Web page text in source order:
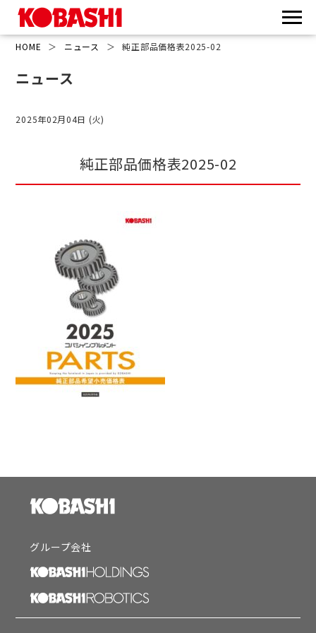
HOME ＞ ニュース ＞ 純正部品価格表2025-02
ニュース
2025年02月04日 (火)
純正部品価格表2025-02
グループ会社